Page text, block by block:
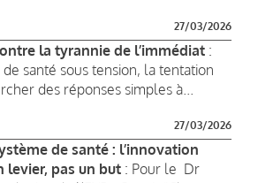
27/03/2026
la tyrannie de l’immédiat :
santé sous tension, la tentation
des réponses simples à...
27/03/2026
de santé : l’innovation
levier, pas un but : Pour le Dr